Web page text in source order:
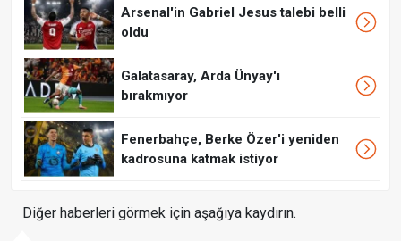
Arsenal'in Gabriel Jesus talebi belli
oldu
Galatasaray, Arda Ünyay'ı
bırakmıyor
Fenerbahçe, Berke Özer'i yeniden
kadrosuna katmak istiyor
Diğer haberleri görmek için aşağıya kaydırın.